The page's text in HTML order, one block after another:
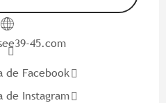
45.com
de Facebook
de Instagram